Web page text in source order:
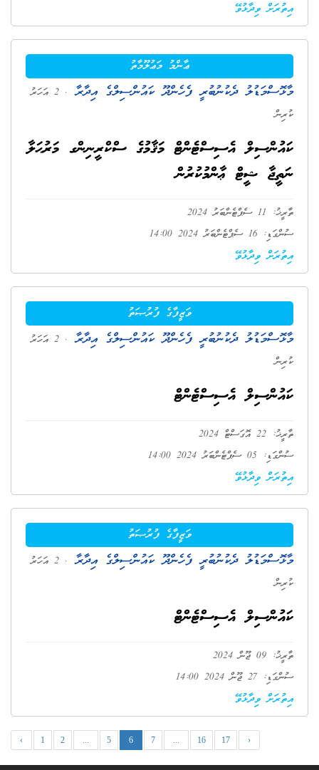
އިތުރަށް ވިދާޅުވޭ
ޢާންމު މަޢުލޫމާތު
މާޅޮސްމަޑުލު ދެކުނުބުރީ ފެހެންދޫ ކައުންސިލްގެ އިދާރާ
. 2 އަހަރު
ކުރިން
ކައުންސިލް އެސިސްޓެންޓް މަޤާމުގެ ސްކްރީނިންގ މަރުޙަލާ
ނަތީޖާ ޝީޓް ޢާންމުކުރުން
ތާރީޚު: 11 ސެޕްޓެންބަރު 2024
ސުންގަޑި: 16 ސެޕްޓެންބަރު 2024 14:00
އިތުރަށް ވިދާޅުވޭ
ވަޒީފާގެ ފުރުޞަތު
މާޅޮސްމަޑުލު ދެކުނުބުރީ ފެހެންދޫ ކައުންސިލްގެ އިދާރާ
. 2 އަހަރު
ކުރިން
ކައުންސިލް އެސިސްޓެންޓް
ތާރީޚު: 22 އޮގަސްޓް 2024
ސުންގަޑި: 05 ސެޕްޓެންބަރު 2024 14:00
އިތުރަށް ވިދާޅުވޭ
ވަޒީފާގެ ފުރުޞަތު
މާޅޮސްމަޑުލު ދެކުނުބުރީ ފެހެންދޫ ކައުންސިލްގެ އިދާރާ
. 2 އަހަރު
ކުރިން
ކައުންސިލް އެސިސްޓެންޓް
ތާރީޚު: 09 ޖޫން 2024
ސުންގަޑި: 27 ޖޫން 2024 14:00
އިތުރަށް ވިދާޅުވޭ
‹ 1 2 ... 5 6 7 ... 16 17 ›